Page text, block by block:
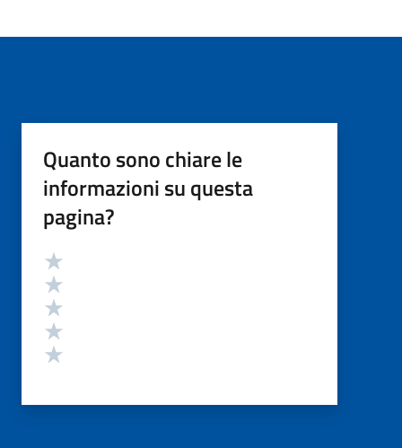
Quanto sono chiare le
informazioni su questa
pagina?
Valutazione